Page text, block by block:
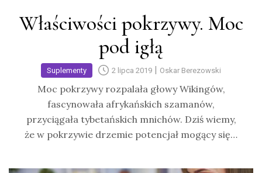
Właściwości pokrzywy. Moc
pod igłą
Suplementy 2 lipca 2019 | Oskar Berezowski
Moc pokrzywy rozpalała głowy Wikingów,
fascynowała afrykańskich szamanów,
przyciągała tybetańskich mnichów. Dziś wiemy,
że w pokrzywie drzemie potencjał mogący się…